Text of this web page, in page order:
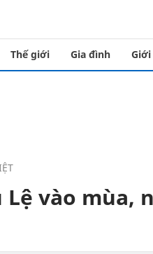
Thế giới Gia đình
Lệ vào mùa,